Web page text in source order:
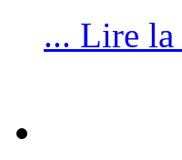
... Lire la